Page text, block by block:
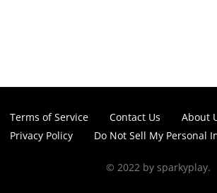
Terms of Service Contact Us
About
Privacy Policy
Do Not Sell My Personal
© 2022 by sparkyplay.